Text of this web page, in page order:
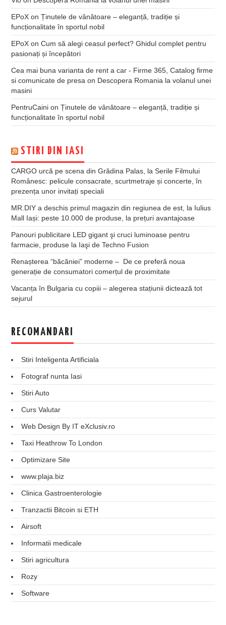
EPoX onȚinutele de vânătoare – eleganță, tradiție și
funcționalitate în sportul nobil
EPoX onCum să alegi ceasul perfect? Ghidul complet pentru
pasionați și începători
Cea mai buna varianta de rent a car - Firme 365, Catalog firme
si comunicate de presa on Descopera Romania la volanul unei
masini
PentruCaini onȚinutele de vânătoare – eleganță, tradiție și
funcționalitate în sportul nobil
STIRI DIN IASI
CARGO urcă pe scena din Grădina Palas, la Serile Filmului
Românesc: pelicule consacrate, scurtmetraje și concerte, în
prezența unor invitați speciali
MR.DIY a deschis primul magazin din regiunea de est, la Iulius
Mall Iași: peste 10.000 de produse, la prețuri avantajoase
Panouri publicitare LED gigant şi cruci luminoase pentru
farmacie, produse la Iaşi de Techno Fusion
Renașterea “băcăniei” moderne – De ce preferă noua
generație de consumatori comerțul de proximitate
Vacanța în Bulgaria cu copiii – alegerea stațiunii dictează tot
sejurul
RECOMANDARI
Stiri Inteligenta Artificiala
Fotograf nunta Iasi
Stiri Auto
Curs Valutar
Web Design By IT eXclusiv.ro
Taxi Heathrow To London
Optimizare Site
www.plaja.biz
Clinica Gastroenterologie
Tranzactii Bitcoin si ETH
Airsoft
Informatii medicale
Stiri agricultura
Rozy
Software